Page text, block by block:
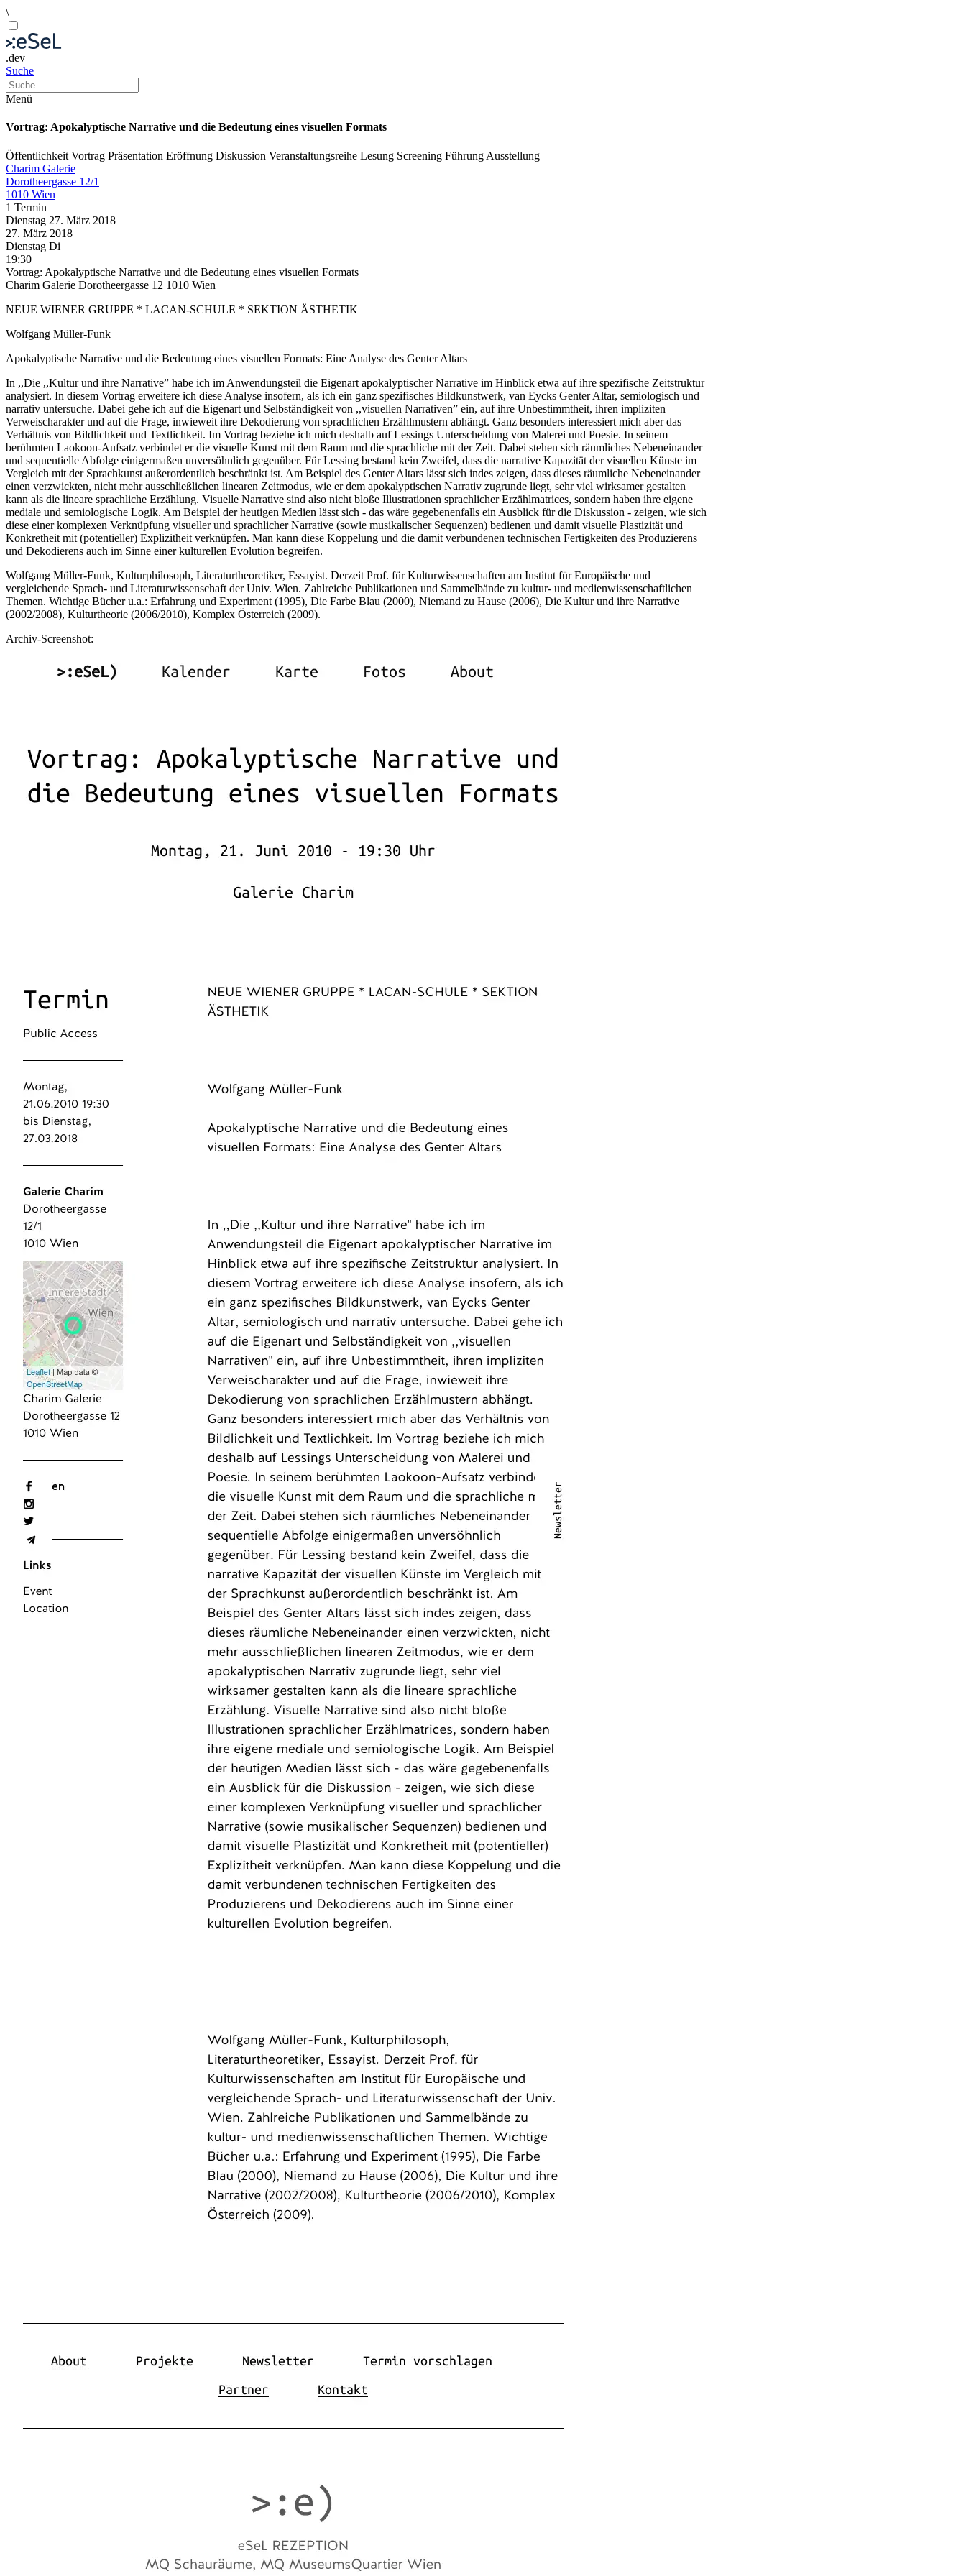
\
.dev
Suche
Menü
Vortrag: Apokalyptische Narrative und die Bedeutung eines visuellen Formats
Öffentlichkeit Vortrag Präsentation Eröffnung Diskussion Veranstaltungsreihe Lesung Screening Führung Ausstellung
Charim Galerie
Dorotheergasse 12/1
1010 Wien
1 Termin
Dienstag 27. März 2018
27. März 2018
Dienstag Di
19:30
Vortrag: Apokalyptische Narrative und die Bedeutung eines visuellen Formats
Charim Galerie Dorotheergasse 12 1010 Wien
NEUE WIENER GRUPPE * LACAN-SCHULE * SEKTION ÄSTHETIK
Wolfgang Müller-Funk
Apokalyptische Narrative und die Bedeutung eines visuellen Formats: Eine Analyse des Genter Altars
In ,,Die ,,Kultur und ihre Narrative” habe ich im Anwendungsteil die Eigenart apokalyptischer Narrative im Hinblick etwa auf ihre spezifische Zeitstruktur
analysiert. In diesem Vortrag erweitere ich diese Analyse insofern, als ich ein ganz spezifisches Bildkunstwerk, van Eycks Genter Altar, semiologisch und
narrativ untersuche. Dabei gehe ich auf die Eigenart und Selbständigkeit von ,,visuellen Narrativen” ein, auf ihre Unbestimmtheit, ihren impliziten
Verweischarakter und auf die Frage, inwieweit ihre Dekodierung von sprachlichen Erzählmustern abhängt. Ganz besonders interessiert mich aber das
Verhältnis von Bildlichkeit und Textlichkeit. Im Vortrag beziehe ich mich deshalb auf Lessings Unterscheidung von Malerei und Poesie. In seinem
berühmten Laokoon-Aufsatz verbindet er die visuelle Kunst mit dem Raum und die sprachliche mit der Zeit. Dabei stehen sich räumliches Nebeneinander
und sequentielle Abfolge einigermaßen unversöhnlich gegenüber. Für Lessing bestand kein Zweifel, dass die narrative Kapazität der visuellen Künste im
Vergleich mit der Sprachkunst außerordentlich beschränkt ist. Am Beispiel des Genter Altars lässt sich indes zeigen, dass dieses räumliche Nebeneinander
einen verzwickten, nicht mehr ausschließlichen linearen Zeitmodus, wie er dem apokalyptischen Narrativ zugrunde liegt, sehr viel wirksamer gestalten
kann als die lineare sprachliche Erzählung. Visuelle Narrative sind also nicht bloße Illustrationen sprachlicher Erzählmatrices, sondern haben ihre eigene
mediale und semiologische Logik. Am Beispiel der heutigen Medien lässt sich - das wäre gegebenenfalls ein Ausblick für die Diskussion - zeigen, wie sich
diese einer komplexen Verknüpfung visueller und sprachlicher Narrative (sowie musikalischer Sequenzen) bedienen und damit visuelle Plastizität und
Konkretheit mit (potentieller) Explizitheit verknüpfen. Man kann diese Koppelung und die damit verbundenen technischen Fertigkeiten des Produzierens
und Dekodierens auch im Sinne einer kulturellen Evolution begreifen.
Wolfgang Müller-Funk, Kulturphilosoph, Literaturtheoretiker, Essayist. Derzeit Prof. für Kulturwissenschaften am Institut für Europäische und
vergleichende Sprach- und Literaturwissenschaft der Univ. Wien. Zahlreiche Publikationen und Sammelbände zu kultur- und medienwissenschaftlichen
Themen. Wichtige Bücher u.a.: Erfahrung und Experiment (1995), Die Farbe Blau (2000), Niemand zu Hause (2006), Die Kultur und ihre Narrative
(2002/2008), Kulturtheorie (2006/2010), Komplex Österreich (2009).
Archiv-Screenshot: